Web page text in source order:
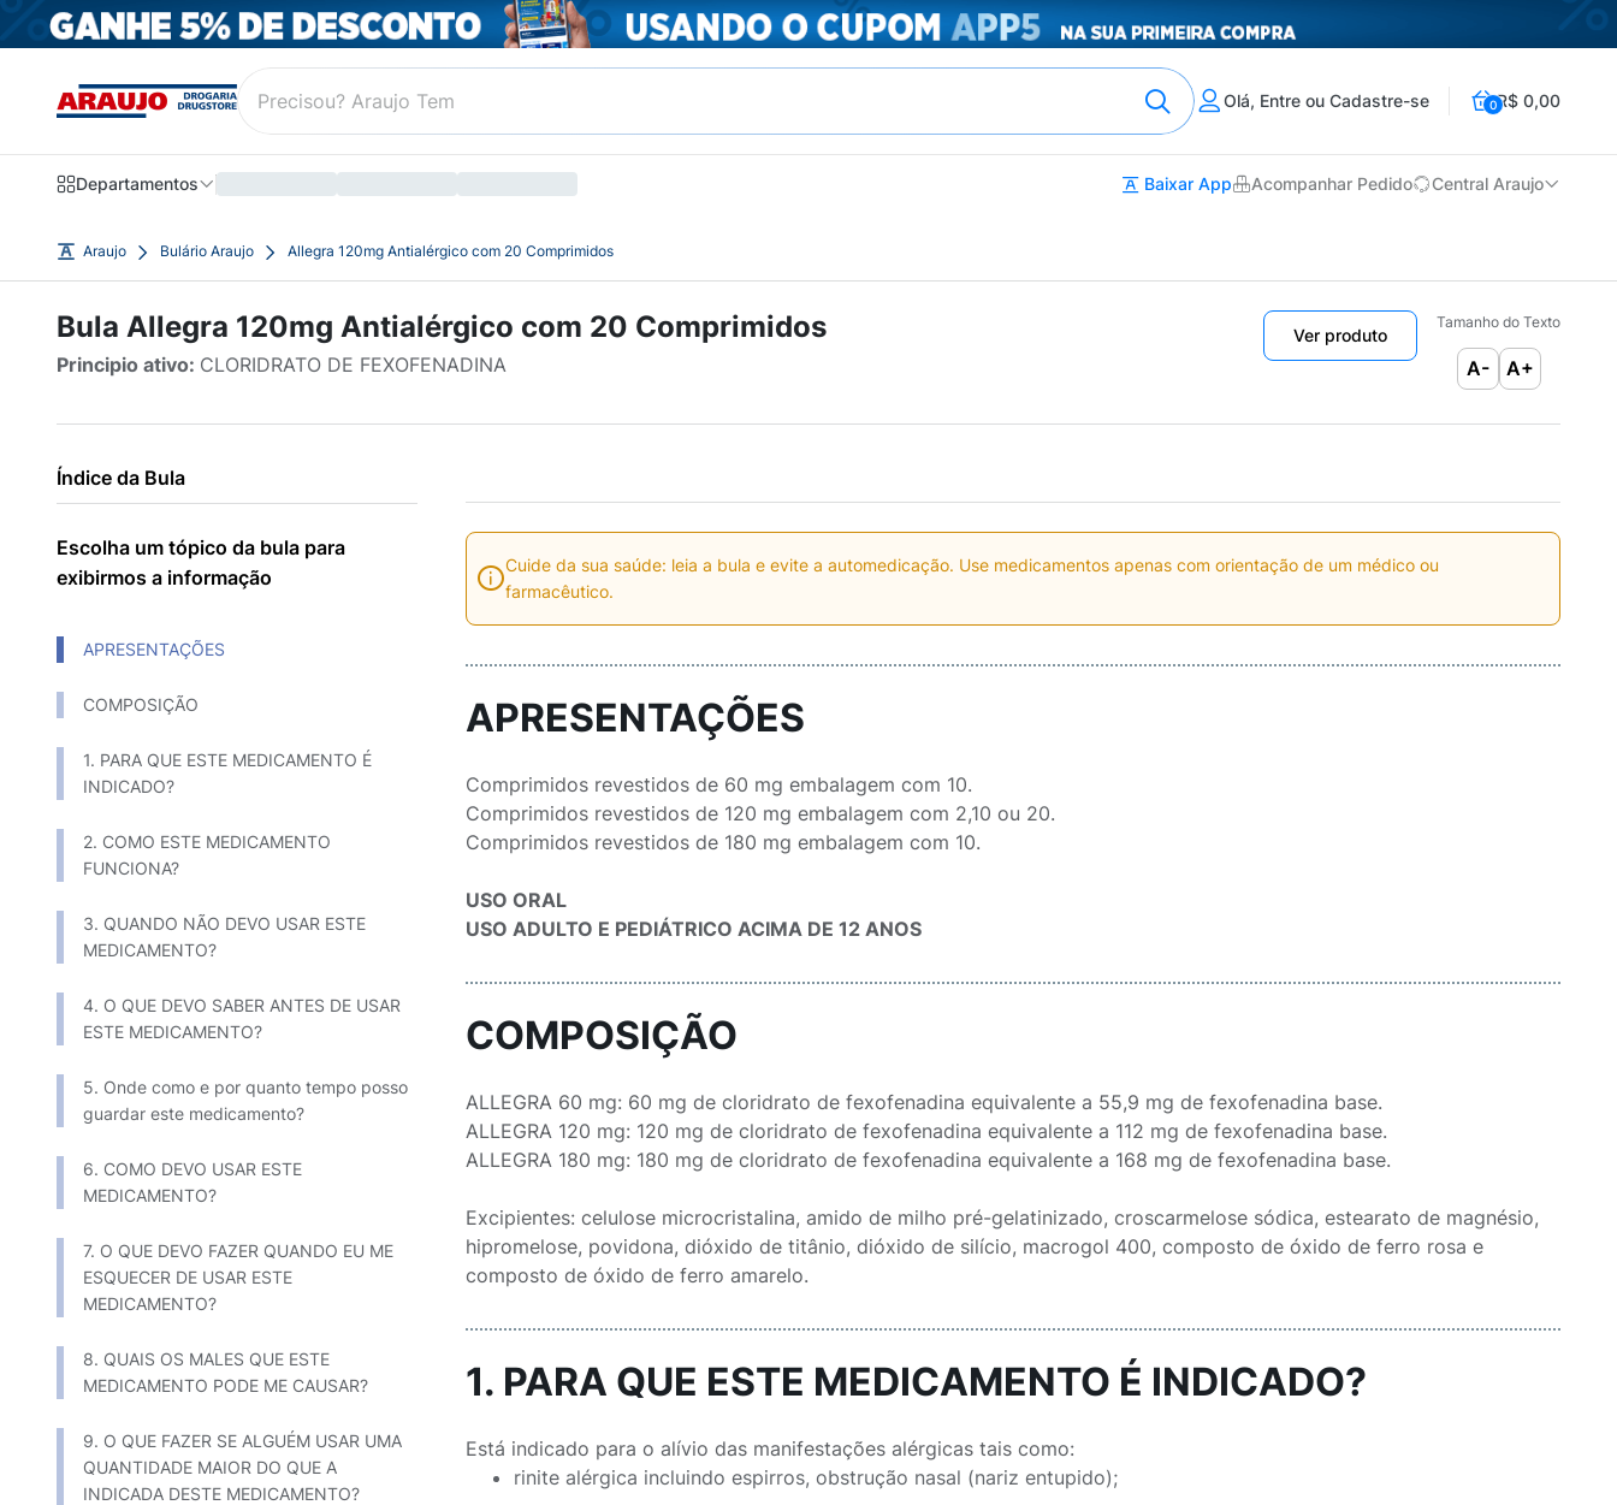
Olá, Entre ou Cadastre-se 0R$ 0,00
Departamentos Baixar App Acompanhar Pedido Central Araujo
Araujo Bulário Araujo Allegra 120mg Antialérgico com 20 Comprimidos
Bula Allegra 120mg Antialérgico com 20 Comprimidos
Principio ativo: CLORIDRATO DE FEXOFENADINA
Ver produto
Tamanho do Texto
A- A+
Índice da Bula
Escolha um tópico da bula para
exibirmos a informação
APRESENTAÇÕES
COMPOSIÇÃO
1. PARA QUE ESTE MEDICAMENTO É
INDICADO?
2. COMO ESTE MEDICAMENTO
FUNCIONA?
3. QUANDO NÃO DEVO USAR ESTE
MEDICAMENTO?
4. O QUE DEVO SABER ANTES DE USAR
ESTE MEDICAMENTO?
5. Onde como e por quanto tempo posso
guardar este medicamento?
6. COMO DEVO USAR ESTE
MEDICAMENTO?
7. O QUE DEVO FAZER QUANDO EU ME
ESQUECER DE USAR ESTE
MEDICAMENTO?
8. QUAIS OS MALES QUE ESTE
MEDICAMENTO PODE ME CAUSAR?
9. O QUE FAZER SE ALGUÉM USAR UMA
QUANTIDADE MAIOR DO QUE A
INDICADA DESTE MEDICAMENTO?
Cuide da sua saúde: leia a bula e evite a automedicação. Use medicamentos apenas com orientação de um médico ou
farmacêutico.
APRESENTAÇÕES
Comprimidos revestidos de 60 mg embalagem com 10.
Comprimidos revestidos de 120 mg embalagem com 2,10 ou 20.
Comprimidos revestidos de 180 mg embalagem com 10.
USO ORAL
USO ADULTO E PEDIÁTRICO ACIMA DE 12 ANOS
COMPOSIÇÃO
ALLEGRA 60 mg: 60 mg de cloridrato de fexofenadina equivalente a 55,9 mg de fexofenadina base.
ALLEGRA 120 mg: 120 mg de cloridrato de fexofenadina equivalente a 112 mg de fexofenadina base.
ALLEGRA 180 mg: 180 mg de cloridrato de fexofenadina equivalente a 168 mg de fexofenadina base.
Excipientes: celulose microcristalina, amido de milho pré-gelatinizado, croscarmelose sódica, estearato de magnésio,
hipromelose, povidona, dióxido de titânio, dióxido de silício, macrogol 400, composto de óxido de ferro rosa e
composto de óxido de ferro amarelo.
1. PARA QUE ESTE MEDICAMENTO É INDICADO?
Está indicado para o alívio das manifestações alérgicas tais como:
rinite alérgica incluindo espirros, obstrução nasal (nariz entupido);